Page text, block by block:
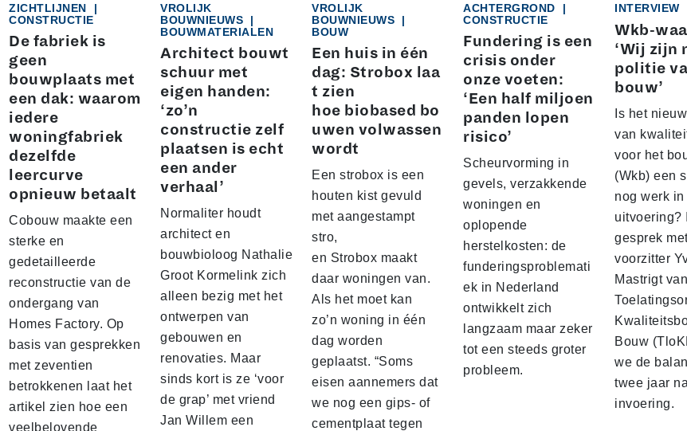
ZICHTLIJNEN
|
CONSTRUCTIE
De fabriek is
geen
bouwplaats met
een dak: waarom
iedere
woningfabriek
dezelfde
leercurve
opnieuw betaalt
Cobouw maakte een
sterke en
gedetailleerde
reconstructie van de
ondergang van
Homes Factory. Op
basis van gesprekken
met zeventien
betrokkenen laat het
artikel zien hoe een
veelbelovende
VROLIJK
BOUWNIEUWS
|
BOUWMATERIALEN
Architect bouwt
schuur met
eigen handen:
‘zo’n
constructie zelf
plaatsen is echt
een ander
verhaal’
Normaliter houdt
architect en
bouwbioloog Nathalie
Groot Kormelink zich
alleen bezig met het
ontwerpen van
gebouwen en
renovaties. Maar
sinds kort is ze ‘voor
de grap’ met vriend
Jan Willem een
VROLIJK
BOUWNIEUWS
|
BOUW
Een huis in één
dag: Strobox laa
t zien
hoe biobased bo
uwen volwassen
wordt
Een strobox is een
houten kist gevuld
met aangestampt
stro,
en Strobox maakt
daar woningen van.
Als het moet kan
zo’n woning in één
dag worden
geplaatst. “Soms
eisen aannemers dat
we nog een gips‑ of
cementplaat tegen
ACHTERGROND
|
CONSTRUCTIE
Fundering is een
crisis onder
onze voeten:
‘Een half miljoen
panden lopen
risico’
Scheurvorming in
gevels, verzakkende
woningen en
oplopende
herstelkosten: de
funderingsproblemati
ek in Nederland
ontwikkelt zich
langzaam maar zeker
tot een steeds groter
probleem.
INTERVIEW
Wkb-
‘Wij zijn
politie
bouw’
Is het
van
voor het
(Wkb) een
nog werk in
uitvoering?
gesprek
voorzitter
Mastrigt
Bouw
we de
twee jaar
invoering.